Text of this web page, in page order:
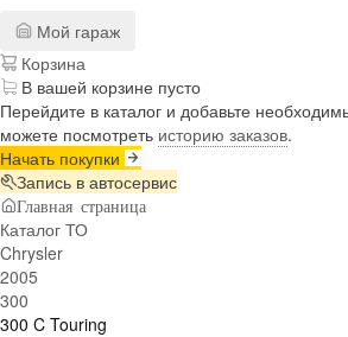
Мой гараж
Корзина
В вашей корзине пусто
Перейдите в каталог и добавьте
можете посмотреть историю заказов.
Начать покупки
Запись в автосервис
Главная страница
Каталог ТО
Chrysler
2005
300
300 C Touring